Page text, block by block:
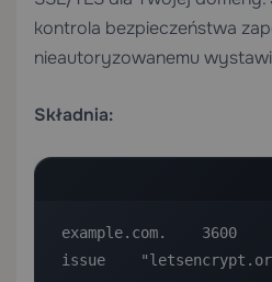
kontrola bezpieczeństwa
nieautoryzowanemu
Składnia:
example.com.    3600
issue